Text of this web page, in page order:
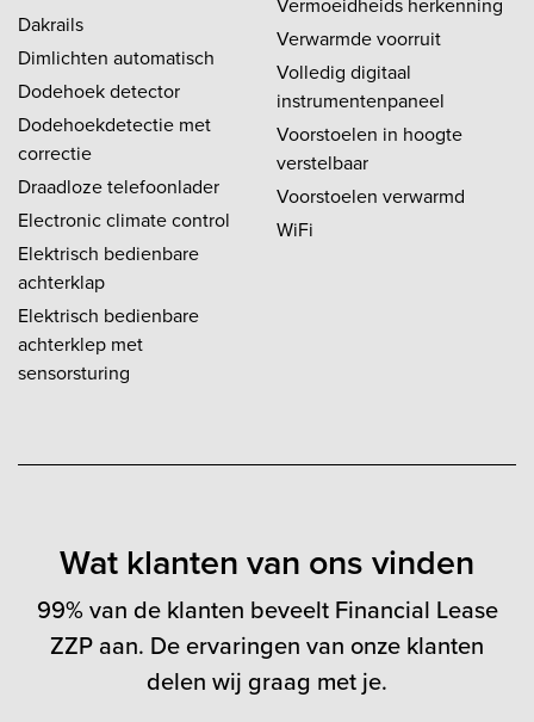
Dakrails
Dimlichten automatisch
Dodehoek detector
Dodehoekdetectie met
correctie
Draadloze telefoonlader
Electronic climate control
Elektrisch bedienbare
achterklap
Elektrisch bedienbare
achterklep met
sensorsturing
Verwarmde voorruit
Volledig digitaal
instrumentenpaneel
Voorstoelen in hoogte
verstelbaar
Voorstoelen verwarmd
WiFi
Wat klanten van ons vinden
99% van de klanten beveelt Financial Lease
ZZP aan. De ervaringen van onze klanten
delen wij graag met je.